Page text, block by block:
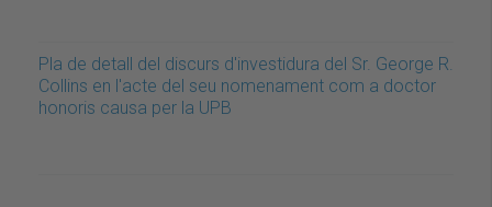
Pla de detall del discurs d'investidura del Sr. George R.
Collins en l'acte del seu nomenament com a doctor
honoris causa per la UPB